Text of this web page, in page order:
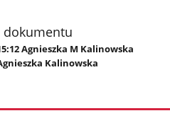
Agnieszka M Kalinowska
Kalinowska